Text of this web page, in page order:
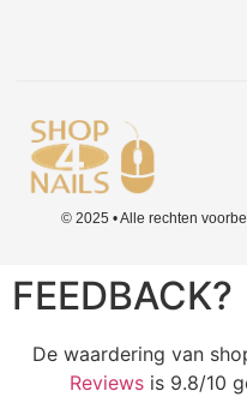
© 2025 • Alle rechten
FEEDBACK?
De waardering van
Reviewsis 9.8/10